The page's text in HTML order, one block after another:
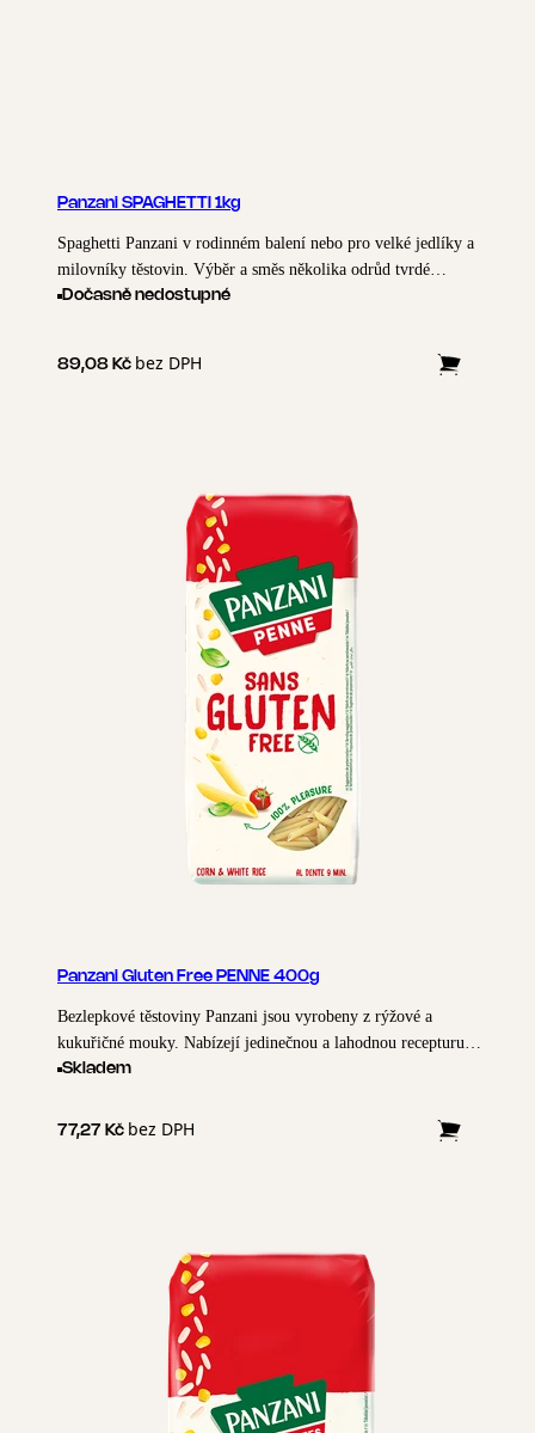
Panzani SPAGHETTI 1kg
Spaghetti Panzani v rodinném balení nebo pro velké jedlíky a
milovníky těstovin. Výběr a směs několika odrůd tvrdé
pšenice nám umožňuje dostát dokonalé textury těstovin i
100% tvrdé pšenice.
Dočasně nedostupné
89,08 Kč bez DPH
Panzani Gluten Free PENNE 400g
Bezlepkové těstoviny Panzani jsou vyrobeny z rýžové a
kukuřičné mouky. Nabízejí jedinečnou a lahodnou recepturu se
zárukou kvality Panzani.
Skladem
77,27 Kč bez DPH